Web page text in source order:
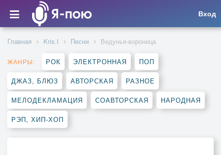
Вход
Главная Kris.I Песни Ведунья-вороница
ЖАНРЫ: РОК ЭЛЕКТРОННАЯ ПОП
ДЖАЗ, БЛЮЗ АВТОРСКАЯ РАЗНОЕ
МЕЛОДЕКЛАМАЦИЯ СОАВТОРСКАЯ НАРОДНАЯ
РЭП, ХИП-ХОП